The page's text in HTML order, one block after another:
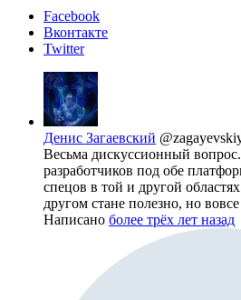
Facebook
Вконтакте
Twitter
Денис Загаевский
Весьма дискуссионный
разработчиков под обе
спецов в той и другой
другом стане полезно, но
Написано более трёх лет назад